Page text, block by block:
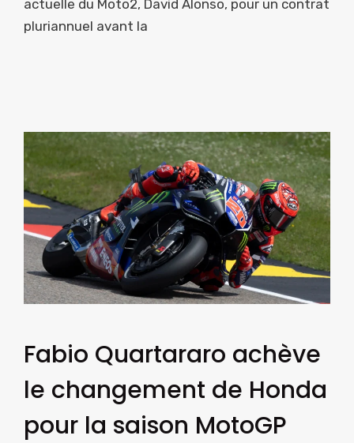
actuelle du Moto2, David Alonso, pour un contrat
pluriannuel avant la
Fabio Quartararo achève
le changement de Honda
pour la saison MotoGP